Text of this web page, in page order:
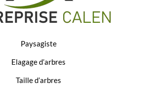
Paysagiste
Elagage d’arbres
Taille d’arbres